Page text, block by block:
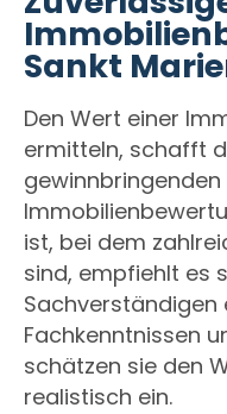
Sankt
Den Wert einer
ermitteln, schafft
gewinnbringenden
ist, bei dem
sind, empfiehlt es
Sachverständigen
Fachkenntnissen
schätzen sie den
realistisch ein.